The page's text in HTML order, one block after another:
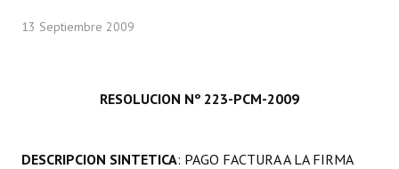
Comisiones Especiales
13 Septiembre 2009
RESOLUCION Nº 223-PCM-2009
DESCRIPCION SINTETICA: PAGO FACTURA A LA FIRMA